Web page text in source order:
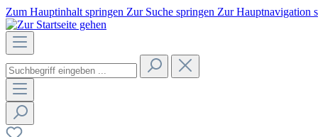
Zum Hauptinhalt springen Zur Suche springen Zur Hauptnavigation